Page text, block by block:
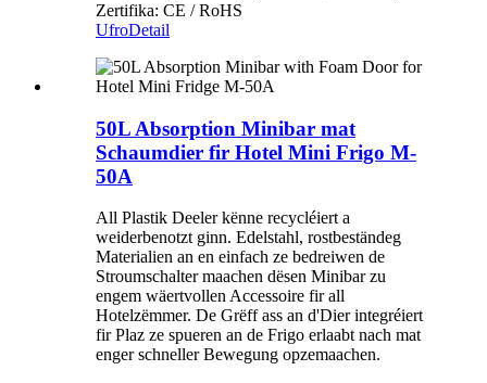
Zertifika: CE / RoHS
UfroDetail
50L Absorption Minibar mat
Schaumdier fir Hotel Mini Frigo M-
50A
All Plastik Deeler kënne recycléiert a
weiderbenotzt ginn. Edelstahl, rostbeständeg
Materialien an en einfach ze bedreiwen de
Stroumschalter maachen dësen Minibar zu
engem wäertvollen Accessoire fir all
Hotelzëmmer. De Grëff ass an d'Dier integréiert
fir Plaz ze spueren an de Frigo erlaabt nach mat
enger schneller Bewegung opzemaachen.